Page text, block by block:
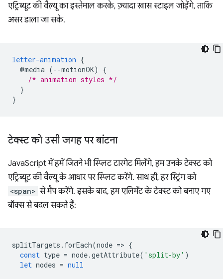
एट्रिब्यूट की वैल्यू का इस्तेमाल करके, ज़्यादा खास स्टाइल जोड़ेंगे, ताकि
असर डाला जा सके.
letter-animation {
@media (--motionOK)
{
/* animation styles */
}
}
टेक्स्ट को उसी जगह पर बांटना
JavaScript में हमें जितने भी स्प्लिट टारगेट मिलेंगे, हम उनके टेक्स्ट को
एट्रिब्यूट की वैल्यू के आधार पर स्प्लिट करेंगे. साथ ही, हर स्ट्रिंग को
<span> से मैप करेंगे. इसके बाद, हम एलिमेंट के टेक्स्ट को बनाए गए
बॉक्स से बदल सकते हैं:
splitTargets . forEach(node => {
const type = node.getAttribute( 'split-by' )
let nodes = null